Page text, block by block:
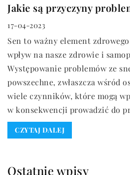
Jakie są przyczyny
17-04-2023
Sen to ważny element
wpływ na nasze zdrowie i
Występowanie problemów ze
powszechne, zwłaszcza wśród
wiele czynników, które mogą
w konsekwencji prowadzić do
CZYTAJ DALEJ
Ostatnie wpisy